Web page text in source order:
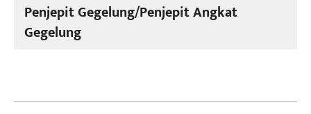
Penjepit Gegelung/Penjepit Angkat
Gegelung